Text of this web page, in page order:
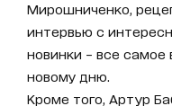
Мирошниченко,
интервью с
новинки – все
новому дню.
Кроме того, Артур